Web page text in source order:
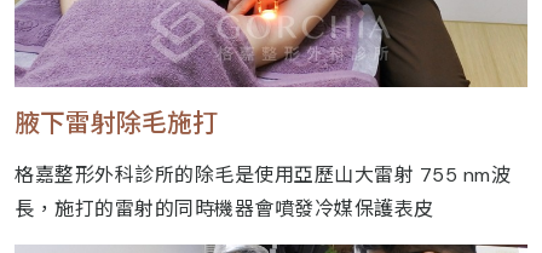
腋下雷射除毛施打
格嘉整形外科診所的除毛是使用亞歷山大雷射 755 nm波
長，施打的雷射的同時機器會噴發冷媒保護表皮